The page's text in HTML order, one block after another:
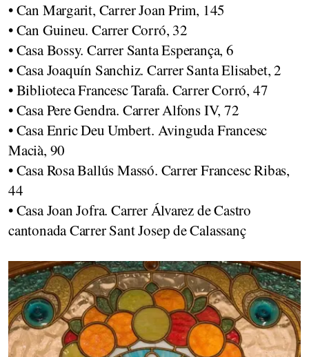
• Can Margarit, Carrer Joan Prim, 145
• Can Guineu. Carrer Corró, 32
• Casa Bossy. Carrer Santa Esperança, 6
• Casa Joaquín Sanchiz. Carrer Santa Elisabet, 2
• Biblioteca Francesc Tarafa. Carrer Corró, 47
• Casa Pere Gendra. Carrer Alfons IV, 72
• Casa Enric Deu Umbert. Avinguda Francesc
Macià, 90
• Casa Rosa Ballús Massó. Carrer Francesc Ribas,
44
• Casa Joan Jofra. Carrer Álvarez de Castro
cantonada Carrer Sant Josep de Calassanç